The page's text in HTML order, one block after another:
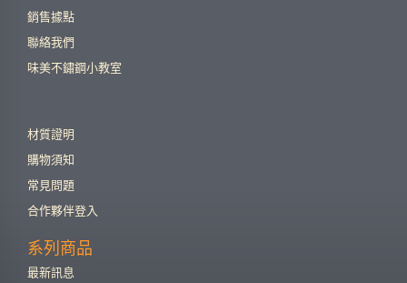
銷售據點
聯絡我們
味美不鏽鋼小教室
材質證明
購物須知
常見問題
合作夥伴登入
系列商品
最新訊息